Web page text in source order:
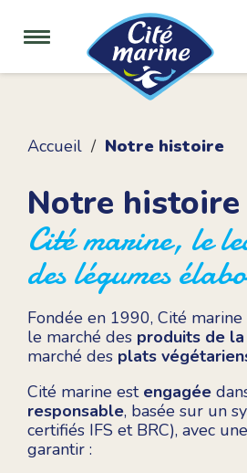
Accueil Notre histoire
Notre histoire
Cité marine, le
des légumes
Fondée en 1990, Cité
le marché des produits de
marché des plats
Cité marine est engagée
responsable, basée sur un
certifiés IFS et BRC), avec
garantir :